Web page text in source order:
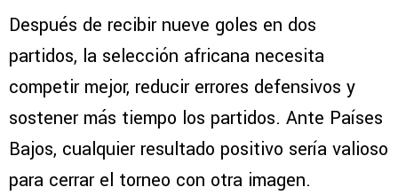
Después de recibir nueve goles en dos
partidos, la selección africana necesita
competir mejor, reducir errores defensivos y
sostener más tiempo los partidos. Ante Países
Bajos, cualquier resultado positivo sería valioso
para cerrar el torneo con otra imagen.